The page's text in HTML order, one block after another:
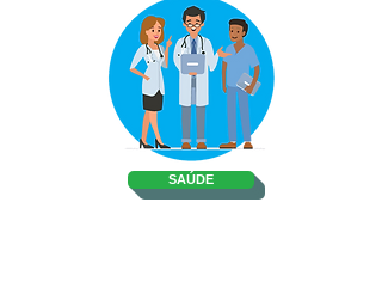
SAÚDE